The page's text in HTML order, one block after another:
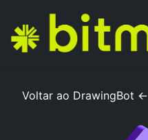
Voltar ao DrawingBo​t <-